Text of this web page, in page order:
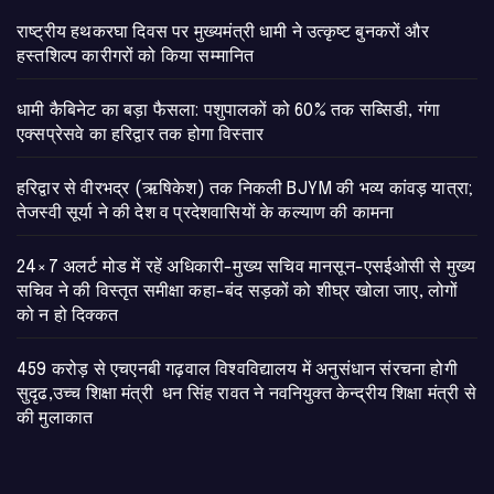
राष्ट्रीय हथकरघा दिवस पर मुख्यमंत्री धामी ने उत्कृष्ट बुनकरों और
हस्तशिल्प कारीगरों को किया सम्मानित
​धामी कैबिनेट का बड़ा फैसला: पशुपालकों को 60% तक सब्सिडी, गंगा
एक्सप्रेसवे का हरिद्वार तक होगा विस्तार
​हरिद्वार से वीरभद्र (ऋषिकेश) तक निकली BJYM की भव्य कांवड़ यात्रा;
तेजस्वी सूर्या ने की देश व प्रदेशवासियों के कल्याण की कामना
24×7 अलर्ट मोड में रहें अधिकारी-मुख्य सचिव मानसून-एसईओसी से मुख्य
सचिव ने की विस्तृत समीक्षा कहा-बंद सड़कों को शीघ्र खोला जाए, लोगों
को न हो दिक्कत
459 करोड़ से एचएनबी गढ़वाल विश्वविद्यालय में अनुसंधान संरचना होगी
सुदृढ,उच्च शिक्षा मंत्री धन सिंह रावत ने नवनियुक्त केन्द्रीय शिक्षा मंत्री से
की मुलाकात